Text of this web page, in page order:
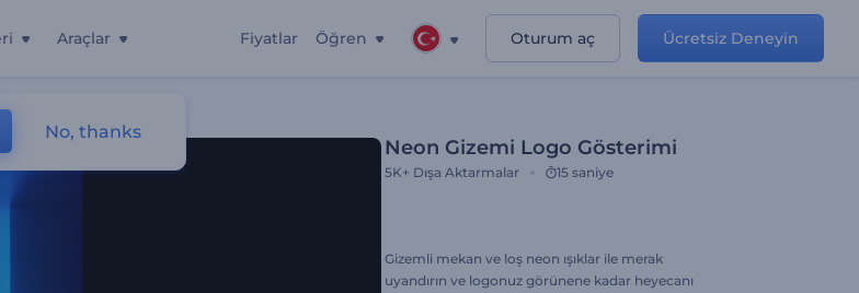
Araçlar Fiyatlar Öğren Oturum aç Ücretsiz Deneyin
Neon Gizemi Logo Gösterimi
5K+ Dışa Aktarmalar 15 saniye
Gizemli mekan ve loş neon ışıklar ile merak
uyandırın ve logonuz görünene kadar heyecanı
No, thanks